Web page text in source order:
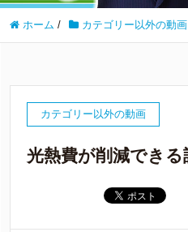
ホーム / カテゴリー以外の動画
カテゴリー以外の動画
光熱費が削減できる